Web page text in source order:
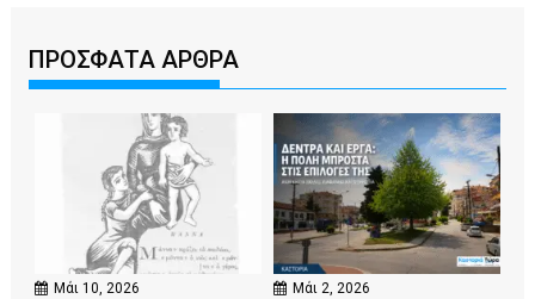
ΠΡΟΣΦΑΤΑ ΑΡΘΡΑ
Μάι 10, 2026 Μάι 2, 2026